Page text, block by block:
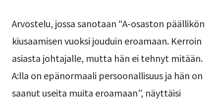
Arvostelu, jossa sanotaan “A-osaston päällikön
kiusaamisen vuoksi jouduin eroamaan. Kerroin
asiasta johtajalle, mutta hän ei tehnyt mitään.
A:lla on epänormaali persoonallisuus ja hän on
saanut useita muita eroamaan”, näyttäisi